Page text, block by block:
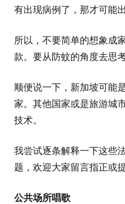
有出现病例了，那才可能
所以，不要简单的想象成
款。要从防蚊的角度去思
顺便说一下，新加坡可能
家。其他国家或是旅游城
技术。
我尝试逐条解释一下这些
题，欢迎大家留言指正或
公共场所唱歌